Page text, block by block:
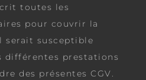
toutes les
pour couvrir la
serait susceptible
différentes prestations
des présentes CGV.